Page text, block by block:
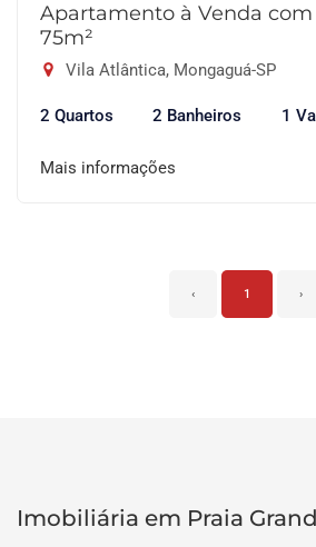
Apartamento à Venda com
75m²
Vila Atlântica, Mongaguá-SP
2 Quartos 2 Banheiros 1
Mais informações
‹ 1 ›
Imobiliária em Praia